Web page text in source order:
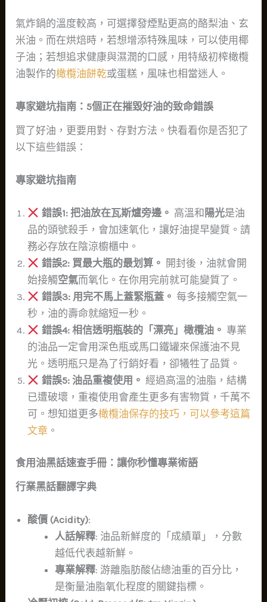
氣炸鍋的溫度較高，可選擇發煙點更高的酪梨油、玄
米油。而在烘焙時，若想增添特殊風味，可以使用椰
子油；若想追求健康與濕潤的口感，用特級初榨橄欖
油製作的橄欖油餅乾或蛋糕，風味也相當迷人。
專家避坑指南：5個正在摧毀好油的致命錯誤
買了好油，更要用對、存對方法。快看看你是否犯了
以下這些錯誤：
專家避坑指南
錯誤1: 把油放在瓦斯爐旁邊。 高溫和 陽光是油
品的頭號殺手，會加速氧化，讓好油提早變質。請
務必存放在陰涼櫥櫃中。
錯誤2: 買最大瓶的最划算。 開封後，油就會開
始接觸空氣而氧化。在你用完前就可能變質了。
錯誤3: 用完不馬上蓋緊瓶蓋。 每多接觸空氣一
秒，油的壽命就縮短一秒。
錯誤4: 相信透明瓶裝的「漂亮」橄欖油。 專業
的油品一定會用深色瓶或馬口鐵罐來保護油不見
光。透明瓶只是為了行銷好看，卻犧牲了品質。
錯誤5: 油品重複使用。 經過高溫的油脂，結構
已遭破壞，重複使用會產生更多有害物質，千萬不
可。想知道更多橄欖油保存的技巧，可以參考這篇
文章 。
食用油黑話速查手冊：讓你秒懂專業術語
行業黑話翻譯字典
酸價 (Acidity):
人話解釋: 油品新鮮度的「成績單」，分數
越低代表越新鮮。
專業解釋: 游離脂肪酸佔總油重的百分比，
是衡量油脂氧化程度的關鍵指標。